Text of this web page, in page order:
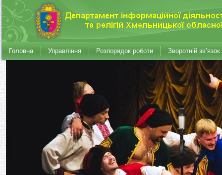
Головна Управління Розпорядок роботи Зворотній зв’язок